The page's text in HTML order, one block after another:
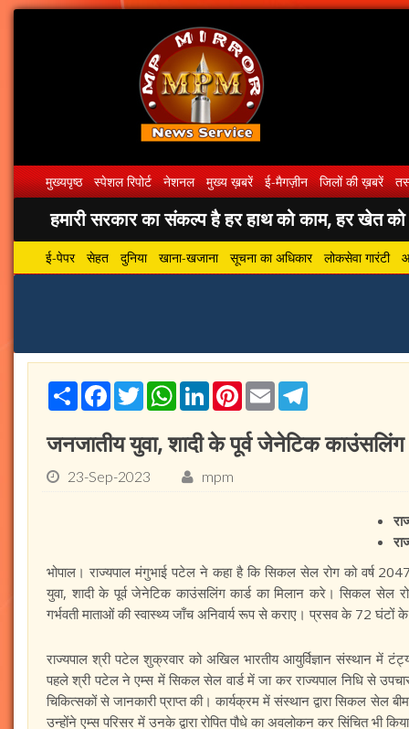
मुख्यपृष्ठ स्पेशल रिपोर्ट नेशनल मुख्य ख़बरें ई-मैगज़ीन जिलों की ख़बरें
हमारी सरकार का संकल्प है हर हाथ को काम, हर खेत को
ई-पेपर सेहत दुनिया खाना-खजाना सूचना का अधिकार लोकसेवा गारंटी
ShareFacebook
TwitterWhatsApp
LinkedInPinterest
Email
जनजातीय युवा, शादी के पूर्व जेनेटिक
23-Sep-2023 mpm
भोपाल। राज्यपाल मंगुभाई पटेल ने कहा है कि सिकल सेल रोग को वर्ष
युवा, शादी के पूर्व जेनेटिक काउंसलिंग कार्ड का मिलान करे। सिकल सेल
गर्भवती माताओं की स्वास्थ्य जाँच अनिवार्य रूप से कराए। प्रसव के 72 घंटों
राज्यपाल श्री पटेल शुक्रवार को अखिल भारतीय आयुर्विज्ञान संस्थान में
पहले श्री पटेल ने एम्स में सिकल सेल वार्ड में जा कर राज्यपाल निधि से
चिकित्सकों से जानकारी प्राप्त की। कार्यक्रम में संस्थान द्वारा सिकल सेल
उन्होंने एम्स परिसर में उनके द्वारा रोपित पौधे का अवलोकन कर सिंचित भी